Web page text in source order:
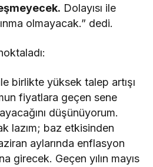
Dolayısı ile
olmayacak.” dedi.
birlikte yüksek talep artışı
fiyatlara geçen sene
düşünüyorum.
lazım; baz etkisinden
aylarında enflasyon
girecek. Geçen yılın mayıs